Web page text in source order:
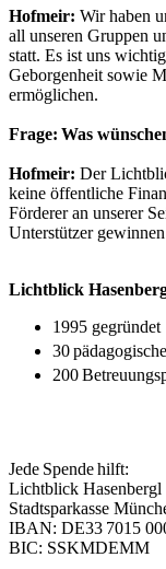
Hofmeir: Wir haben
all unseren Gruppen
statt. Es ist uns
Geborgenheit sowie
ermöglichen.
Frage: Was
Hofmeir: Der
keine öffentliche
Förderer an unserer
Unterstützer
Lichtblick
1995 gegründet
30
200
Jede Spende hilft:
Lichtblick Hasenbergl
Stadtsparkasse
IBAN: DE33 7015
BIC: SSKMDEMM